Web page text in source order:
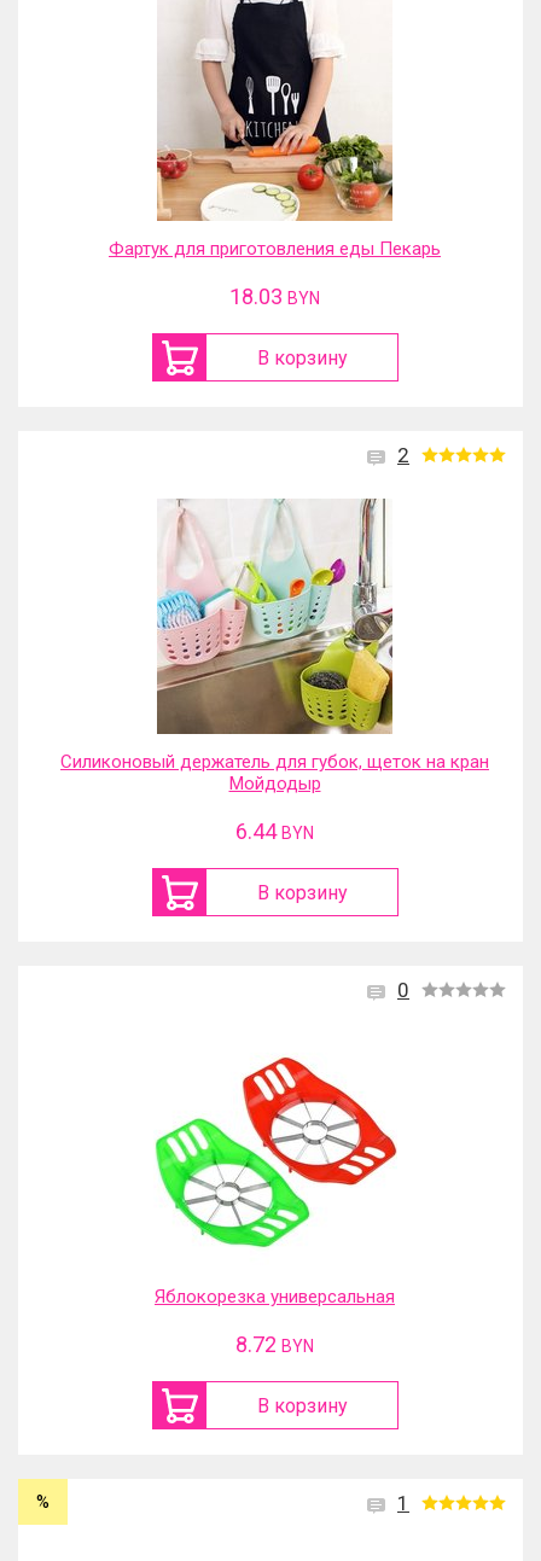
Фартук для приготовления еды Пекарь
18.03 BYN
В корзину
2
Силиконовый держатель для губок, щеток на кран
Мойдодыр
6.44 BYN
В корзину
0
Яблокорезка универсальная
8.72 BYN
В корзину
1
%